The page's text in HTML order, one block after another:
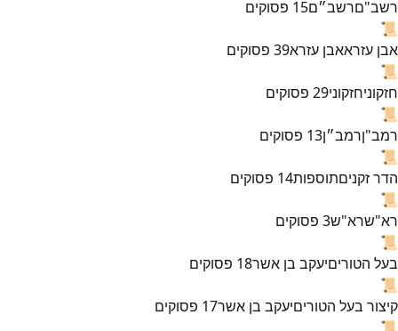
רשב"םרשב״ם15 פסוקים
📜
אבן עזראאבן עזרא39 פסוקים
📜
חזקוניחזקוני29 פסוקים
📜
רמב"ןרמב״ן13 פסוקים
📜
הדר זקניםתוספות14 פסוקים
📜
רא"שרא"ש3 פסוקים
📜
בעל הטוריםיעקב בן אשר18 פסוקים
📜
קיצור בעל הטוריםיעקב בן אשר17 פסוקים